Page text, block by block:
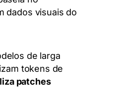
dados visuais do
de larga
tokens de
patches